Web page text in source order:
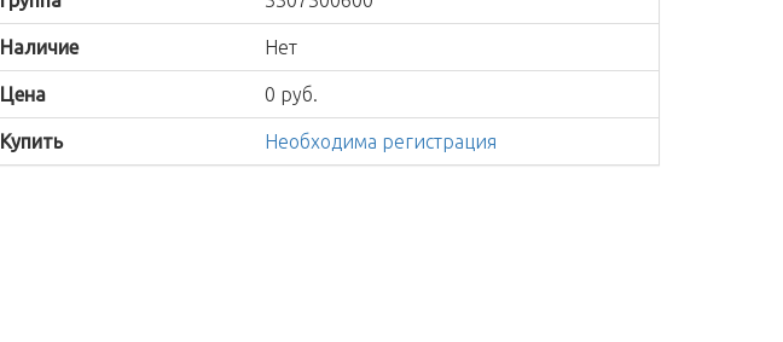
Наличие Нет
Цена 0 руб.
Купить Необходима регистрация